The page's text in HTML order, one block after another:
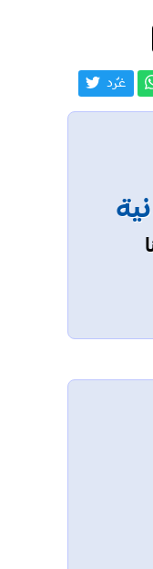
غـّرد